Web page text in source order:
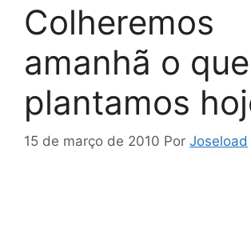
Colheremos
amanhã o que
plantamos
15 de março de 2010 Por Joseload